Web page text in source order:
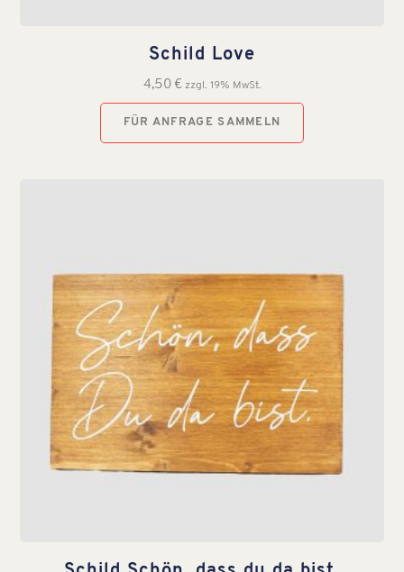
Schild Love
4,50 € zzgl. 19% MwSt.
FÜR ANFRAGE SAMMELN